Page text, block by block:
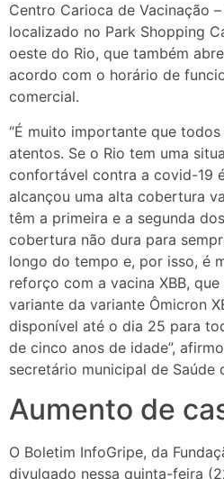
Centro Carioca de Vacinação
localizado no Park Shopping
oeste do Rio, que também
acordo com o horário de
comercial.
“É muito importante que
atentos. Se o Rio tem uma
confortável contra a covid-19
alcançou uma alta cobertura
têm a primeira e a segunda
cobertura não dura para
longo do tempo e, por isso, é
reforço com a vacina XBB,
variante da variante Ômicron
disponível até o dia 25 para
de cinco anos de idade”,
secretário municipal de Saúde
Aumento de
O Boletim InfoGripe, da
divulgado nessa quinta-feira